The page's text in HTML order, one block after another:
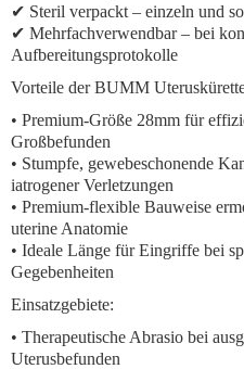
✔ Steril verpackt – einzeln und
✔ Mehrfachverwendbar – bei
Aufbereitungsprotokolle
Vorteile der BUMM
• Premium-Größe 28mm für
Großbefunden
• Stumpfe, gewebeschonende
iatrogener Verletzungen
• Premium-flexible Bauweise
uterine Anatomie
• Ideale Länge für Eingriffe bei
Gegebenheiten
Einsatzgebiete:
• Therapeutische Abrasio bei
Uterusbefunden